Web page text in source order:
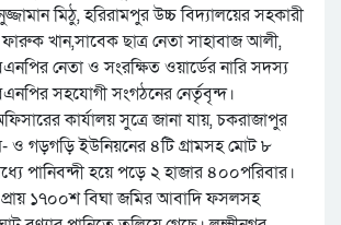
মিঠু, হরিরামপুর উচ্চ বিদ্যালয়ের সহকারী
খান,সাবেক ছাত্র নেতা সাহাবাজ আলী,
নেতা ও সংরক্ষিত ওয়ার্ডের নারি সদস্য
সহযোগী সংগঠনের নের্তৃবৃন্দ।
কার্যালয় সুত্রে জানা যায়, চকরাজাপুর
ও গড়গড়ি ইউনিয়নের ৪টি গ্রামসহ মোট ৮
পানিবন্দী হয়ে পড়ে ২ হাজার ৪০০পরিবার।
১৭০০শ বিঘা জমির আবাদি ফসলসহ